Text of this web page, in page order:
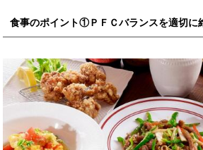
食事のポイント①ＰＦＣバランスを適切に